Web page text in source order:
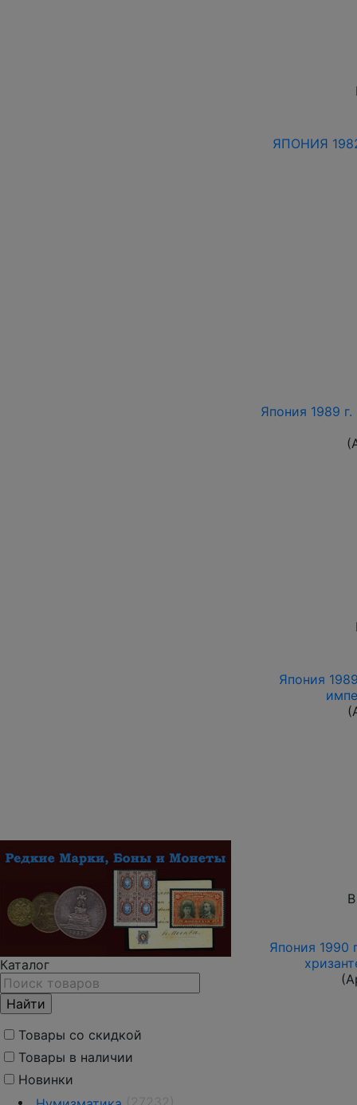
Каталог
Товары со скидкой
Товары в наличии
Новинки
ЯПОНИЯ
Япония 1989
Япония
Япония 1990